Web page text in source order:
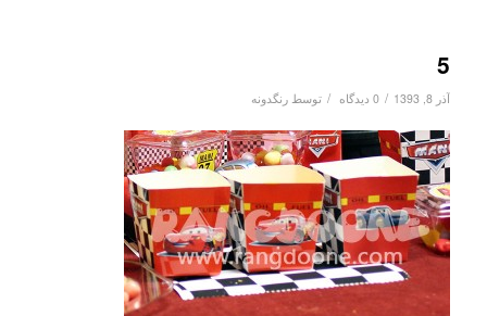
5
آذر 8, 1393 / 0 دیدگاه / توسط رنگدونه